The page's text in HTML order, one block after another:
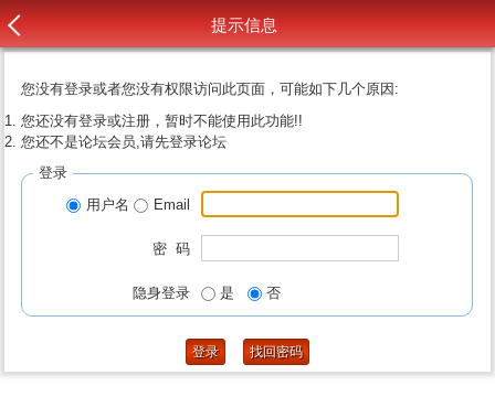
提示信息
您没有登录或者您没有权限访问此页面，可能如下几个原因:
您还没有登录或注册，暂时不能使用此功能!!
您还不是论坛会员,请先登录论坛
登录
用户名
Email
密 码
隐身登录 是 否